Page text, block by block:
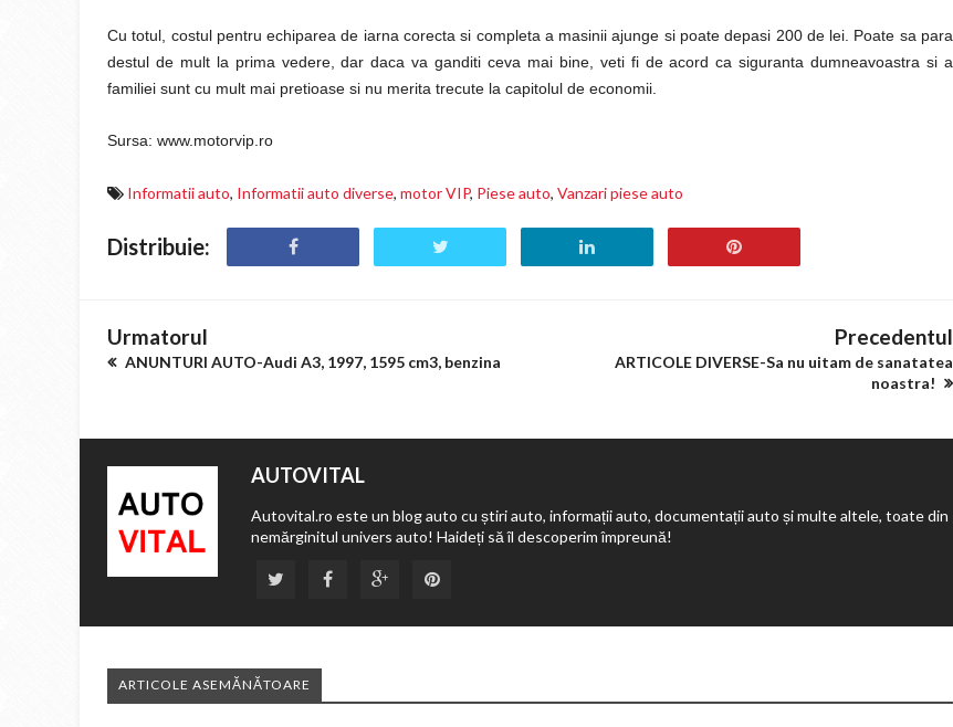
Cu totul, costul pentru echiparea de iarna corecta si completa a masinii ajunge si poate depasi 200 de lei. Poate sa para
destul de mult la prima vedere, dar daca va ganditi ceva mai bine, veti fi de acord ca siguranta dumneavoastra si a
familiei sunt cu mult mai pretioase si nu merita trecute la capitolul de economii.
Sursa: www.motorvip.ro
Informatii auto, Informatii auto diverse, motor VIP, Piese auto, Vanzari piese auto
Distribuie:
Urmatorul
ANUNTURI AUTO-Audi A3, 1997, 1595 cm3, benzina
Precedentul
ARTICOLE DIVERSE-Sa nu uitam de sanatatea
noastra!
AUTOVITAL
Autovital.ro este un blog auto cu știri auto, informații auto, documentații auto și multe altele, toate din
nemărginitul univers auto! Haideți să îl descoperim împreună!
ARTICOLE ASEMĂNĂTOARE